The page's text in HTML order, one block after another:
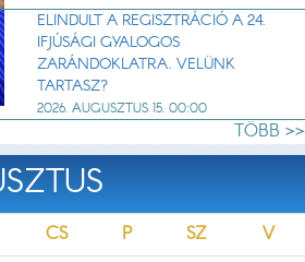
ELINDULT A REGISZTRÁCIÓ A 24.
IFJÚSÁGI GYALOGOS
ZARÁNDOKLATRA. VELÜNK
TARTASZ?
2026. AUGUSZTUS 15. 00:00
TÖBB >>
CS P SZ
V